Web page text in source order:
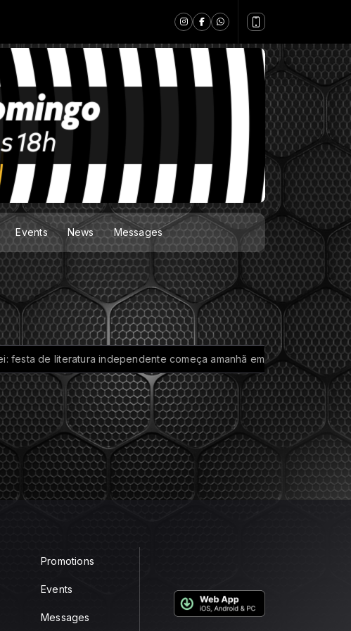
Events News Messages
de literatura independente começa amanhã em São Paulo
Promotions
Events
Messages